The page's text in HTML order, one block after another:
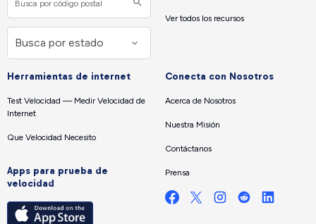
Ver todos los recursos
Herramientas de internet
Test Velocidad — Medir Velocidad de
Internet
Que Velocidad Necesito
Apps para prueba de
velocidad
Conecta con Nosotros
Acerca de Nosotros
Nuestra Misión
Contáctanos
Prensa